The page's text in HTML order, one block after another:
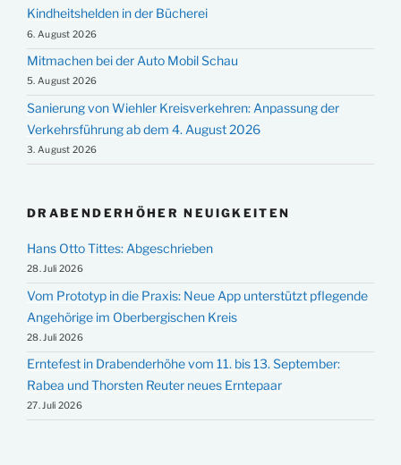
Kindheitshelden in der Bücherei
6. August 2026
Mitmachen bei der Auto Mobil Schau
5. August 2026
Sanierung von Wiehler Kreisverkehren: Anpassung der
Verkehrsführung ab dem 4. August 2026
3. August 2026
DRABENDERHÖHER NEUIGKEITEN
Hans Otto Tittes: Abgeschrieben
28. Juli 2026
Vom Prototyp in die Praxis: Neue App unterstützt pflegende
Angehörige im Oberbergischen Kreis
28. Juli 2026
Erntefest in Drabenderhöhe vom 11. bis 13. September:
Rabea und Thorsten Reuter neues Erntepaar
27. Juli 2026